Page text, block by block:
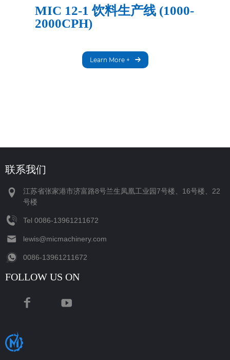
MIC 12-1 饮料生产线 (1000-
2000CPH)
Learn More +
联系我们
江苏省张家港市济富路8号兰生凤凰工业园7号楼、16号楼、22
号楼
Tel ‪0086-13961211672‬
lewis@micmachinery.com
‪0086-13961211672‬
FOLLOW US ON